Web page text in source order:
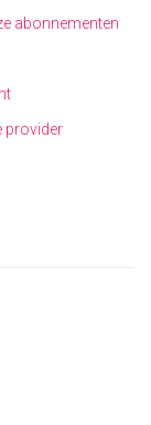
abonnementen
provider